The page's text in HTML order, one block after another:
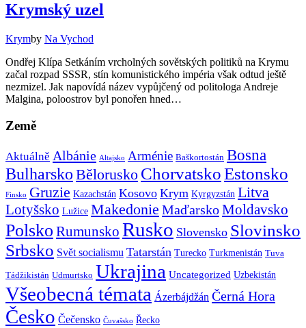
Krymský uzel
Krymby Na Vychod
Ondřej Klípa Setkáním vrcholných sovětských politiků na Krymu
začal rozpad SSSR, stín komunistického impéria však odtud ještě
nezmizel. Jak napovídá název vypůjčený od politologa Andreje
Malgina, poloostrov byl ponořen hned…
Země
Aktuálně Albánie Altajsko Arménie Baškortostán Bosna
Bulharsko Bělorusko ChorvatskoEstonsko
Finsko Gruzie Kazachstán Kosovo Krym Kyrgyzstán Litva
Lotyšsko Lužice Makedonie MaďarskoMoldavsko
Polsko Rumunsko Rusko Slovensko Slovinsko
Srbsko Svět socialismu Tatarstán Turecko Turkmenistán Tuva
Tádžikistán Udmurtsko Ukrajina Uncategorized Uzbekistán
Všeobecná témata Ázerbájdžán Černá Hora
Česko Čečensko Čuvašsko Řecko